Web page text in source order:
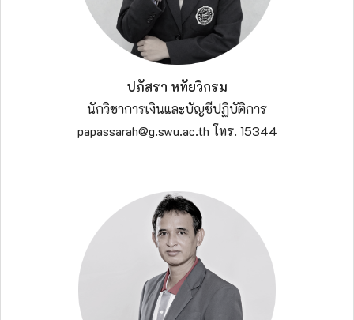
ปภัสรา หทัยวิกรม
นักวิชาการเงินและบัญชีปฏิบัติการ
papassarah@g.swu.ac.th โทร. 15344